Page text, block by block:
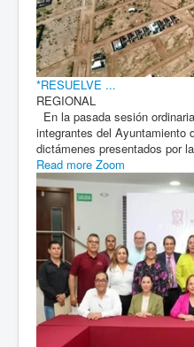
*RESUELVE ...
REGIONAL
En la pasada sesión
integrantes del Ayuntamiento
dictámenes presentados por
Read more Zoom